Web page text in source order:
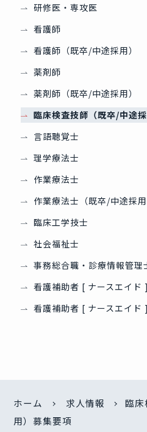
研修医・専攻医
看護師
看護師（既卒/中途採用）
薬剤師
薬剤師（既卒/中途採用）
臨床検査技師（既卒/中途採
言語聴覚士
理学療法士
作業療法士
作業療法士（既卒/中途採用
臨床工学技士
社会福祉士
事務総合職・診療情報管理
看護補助者 [ ナースエイド ]
看護補助者 [ ナースエイド
ホーム 求人情報
臨
用）募集要項